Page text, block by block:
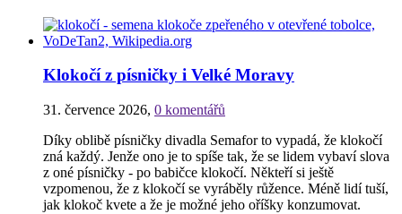
Klokočí z písničky i Velké Moravy
31. července 2026, 0 komentářů
Díky oblibě písničky divadla Semafor to vypadá, že klokočí
zná každý. Jenže ono je to spíše tak, že se lidem vybaví slova
z oné písničky - po babičce klokočí. Někteří si ještě
vzpomenou, že z klokočí se vyráběly růžence. Méně lidí tuší,
jak klokoč kvete a že je možné jeho oříšky konzumovat.